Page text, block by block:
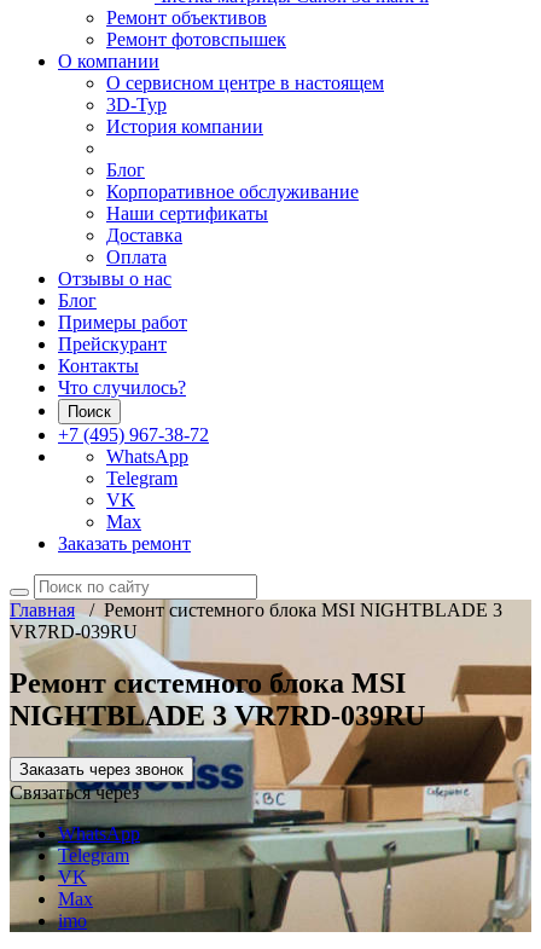
Ремонт объективов
Ремонт фотовспышек
О компании
О сервисном центре в настоящем
3D-Тур
История компании
Блог
Корпоративное обслуживание
Наши сертификаты
Доставка
Оплата
Отзывы о нас
Блог
Примеры работ
Прейскурант
Контакты
Что случилось?
Поиск
+7 (495) 967-38-72
WhatsApp
Telegram
VK
Max
Заказать ремонт
Главная/ Ремонт системного блока MSI NIGHTBLADE 3
VR7RD-039RU
Ремонт системного блока MSI
NIGHTBLADE 3 VR7RD-039RU
Заказать через звонок
Связаться через
WhatsApp
Telegram
VK
Max
imo